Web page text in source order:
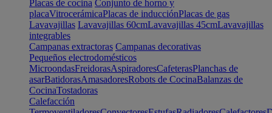
Placas de cocina Conjunto de horno y
placaVitrocerámicaPlacas de inducciónPlacas de gas
Lavavajillas Lavavajillas 60cmLavavajillas 45cmLavavajillas
integrables
Campanas extractoras Campanas decorativas
Pequeños electrodomésticos
MicroondasFreidorasAspiradoresCafeterasPlanchas de
asarBatidorasAmasadoresRobots de CocinaBalanzas de
CocinaTostadoras
Calefacción